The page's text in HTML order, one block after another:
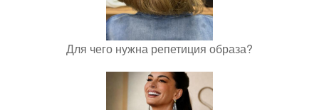
Для чего нужна репетиция образа?